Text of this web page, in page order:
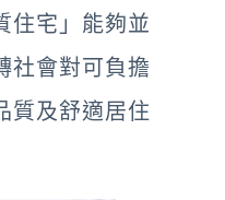
住宅」能夠並
社會對可負擔
質及舒適居住